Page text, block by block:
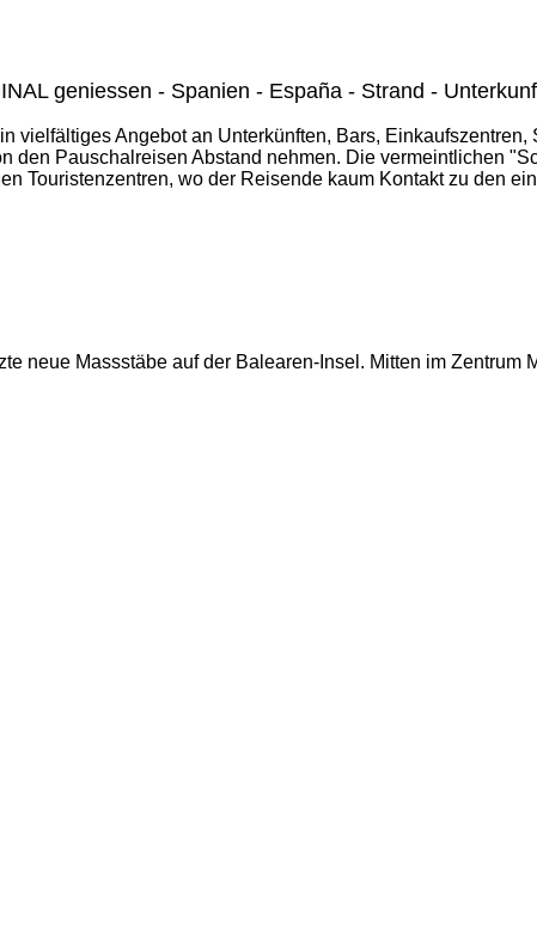
geniessen - Spanien - España - Strand -
vielfältiges Angebot an Unterkünften, Bars,
den Pauschalreisen Abstand nehmen. Die vermeintlichen
Touristenzentren, wo der Reisende kaum Kontakt zu den
neue Massstäbe auf der Balearen-Insel. Mitten im